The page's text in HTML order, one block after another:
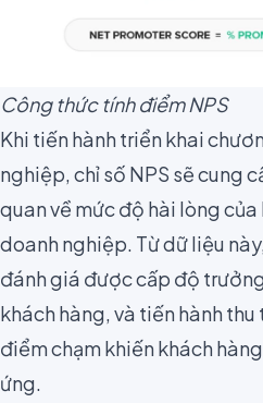
Công thức tính điểm NPS
Khi tiến hành triển khai
nghiệp, chỉ số NPS sẽ cung
quan về mức độ hài lòng
doanh nghiệp. Từ dữ liệu
đánh giá đượccấp độ
khách hàng, và tiến hành
điểm chạm khiến khách
ứng.